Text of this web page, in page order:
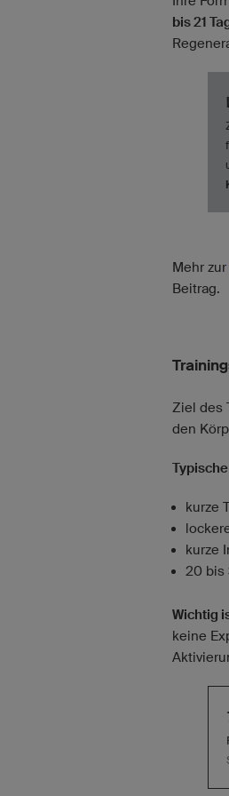
bis 21
Mehr zur
Beitrag.
Ziel des
den
kurze
kurze
20 bis
Wichtig
keine